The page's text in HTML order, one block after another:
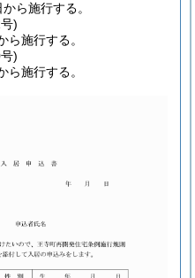
ら施行する。
)
ら施行する。
)
ら施行する。